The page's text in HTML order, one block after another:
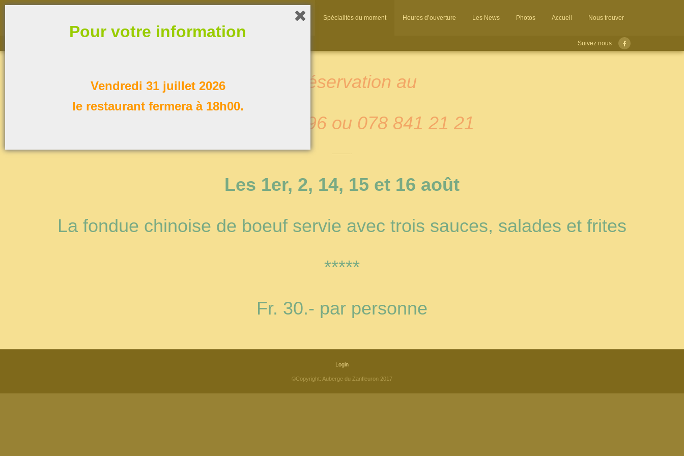
La carte Spécialités du moment Heures d’ouverture Les News Photos Accueil Nous trouver
Suivez nous
Sur réservation au
027 346 30 96 ou 078 841 21 21
———-
Les 1er, 2, 14, 15 et 16 août
La fondue chinoise de boeuf servie avec trois sauces, salades et frites
*****
Fr. 30.- par personne
Login
©Copyright: Auberge du Zanfleuron 2017
Pour votre information
Vendredi 31 juillet 2026
le restaurant fermera à 18h00.